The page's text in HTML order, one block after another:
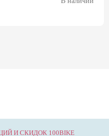
И СКИДОК 100BIKE